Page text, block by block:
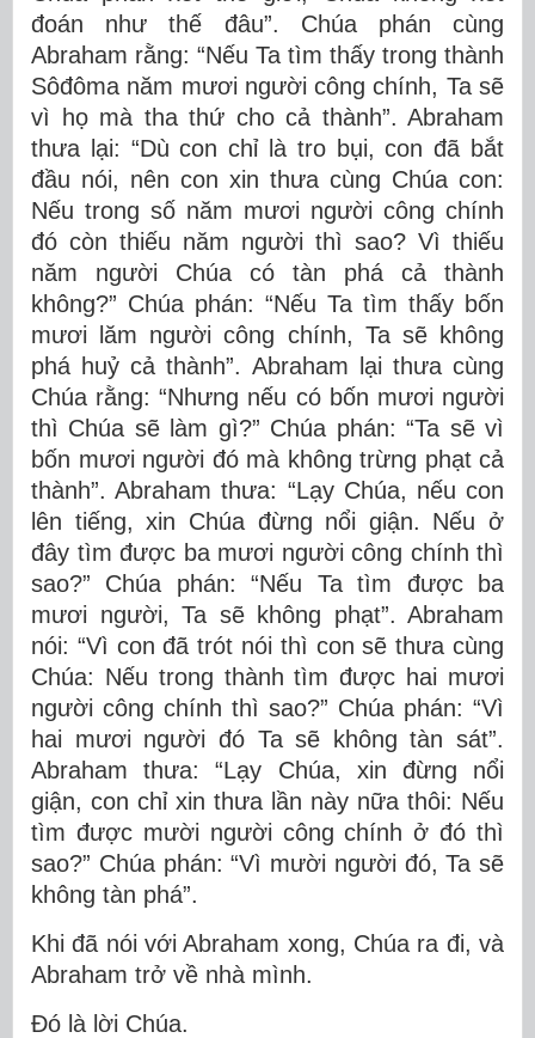
đoán như thế đâu”. Chúa phán cùng
Abraham rằng: “Nếu Ta tìm thấy trong thành
Sôđôma năm mươi người công chính, Ta sẽ
vì họ mà tha thứ cho cả thành”. Abraham
thưa lại: “Dù con chỉ là tro bụi, con đã bắt
đầu nói, nên con xin thưa cùng Chúa con:
Nếu trong số năm mươi người công chính
đó còn thiếu năm người thì sao? Vì thiếu
năm người Chúa có tàn phá cả thành
không?” Chúa phán: “Nếu Ta tìm thấy bốn
mươi lăm người công chính, Ta sẽ không
phá huỷ cả thành”. Abraham lại thưa cùng
Chúa rằng: “Nhưng nếu có bốn mươi người
thì Chúa sẽ làm gì?” Chúa phán: “Ta sẽ vì
bốn mươi người đó mà không trừng phạt cả
thành”. Abraham thưa: “Lạy Chúa, nếu con
lên tiếng, xin Chúa đừng nổi giận. Nếu ở
đây tìm được ba mươi người công chính thì
sao?” Chúa phán: “Nếu Ta tìm được ba
mươi người, Ta sẽ không phạt”. Abraham
nói: “Vì con đã trót nói thì con sẽ thưa cùng
Chúa: Nếu trong thành tìm được hai mươi
người công chính thì sao?” Chúa phán: “Vì
hai mươi người đó Ta sẽ không tàn sát”.
Abraham thưa: “Lạy Chúa, xin đừng nổi
giận, con chỉ xin thưa lần này nữa thôi: Nếu
tìm được mười người công chính ở đó thì
sao?” Chúa phán: “Vì mười người đó, Ta sẽ
không tàn phá”.
Khi đã nói với Abraham xong, Chúa ra đi, và
Abraham trở về nhà mình.
Ðó là lời Chúa.